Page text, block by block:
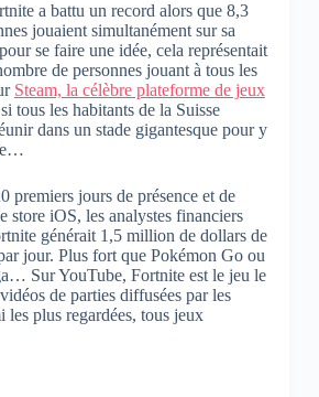
a battu un record alors que 8,3
jouaient simultanément sur sa
se faire une idée, cela représentait
de personnes jouant à tous les
Steam, la célèbre plateforme de jeux
tous les habitants de la Suisse
dans un stade gigantesque pour y
premiers jours de présence et de
store iOS, les analystes financiers
générait 1,5 million de dollars de
jour. Plus fort que Pokémon Go ou
Sur YouTube, Fortnite est le jeu le
de parties diffusées par les
les plus regardées, tous jeux